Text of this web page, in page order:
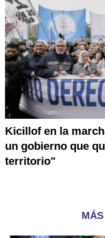
Kicillof en la
un gobierno que
territorio"